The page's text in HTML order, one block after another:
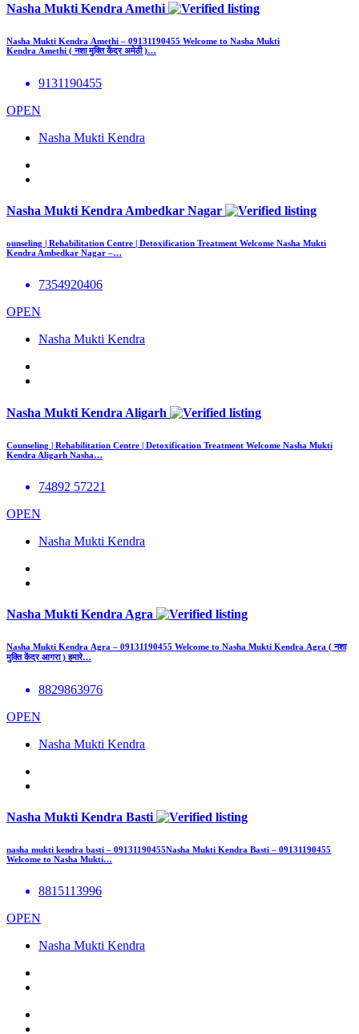
Nasha Mukti Kendra Amethi
Nasha Mukti Kendra Amethi – 09131190455 Welcome to Nasha Mukti
Kendra Amethi ( नशा मुक्ति केंद्र अमेठी )…
9131190455
OPEN
Nasha Mukti Kendra
Nasha Mukti Kendra Ambedkar Nagar
ounseling | Rehabilitation Centre | Detoxification Treatment Welcome Nasha Mukti
Kendra Ambedkar Nagar –…
7354920406
OPEN
Nasha Mukti Kendra
Nasha Mukti Kendra Aligarh
Counseling | Rehabilitation Centre | Detoxification Treatment Welcome Nasha Mukti
Kendra Aligarh Nasha…
74892 57221
OPEN
Nasha Mukti Kendra
Nasha Mukti Kendra Agra
Nasha Mukti Kendra Agra – 09131190455 Welcome to Nasha Mukti Kendra Agra ( नशा
मुक्ति केंद्र आगरा ) हमारे…
8829863976
OPEN
Nasha Mukti Kendra
Nasha Mukti Kendra Basti
nasha mukti kendra basti – 09131190455Nasha Mukti Kendra Basti – 09131190455
Welcome to Nasha Mukti…
8815113996
OPEN
Nasha Mukti Kendra